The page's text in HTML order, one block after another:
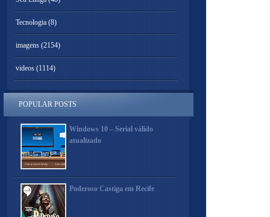
Tecnologia (8)
imagens (2154)
videos (1114)
POPULAR POSTS
Windows 10 – Serial válido
atualizado
Poderoso Castiga em Recife